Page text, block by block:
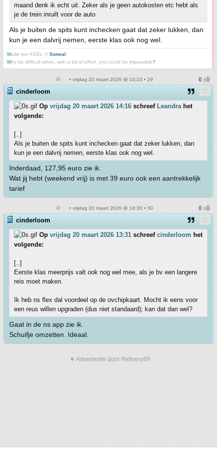
maand denk ik echt uit. Zeker als je geen autokosten etc hebt als
je de trein inruilt voor de auto
Als je buiten de spits kunt inchecken gaat dat zeker lukken, dan
kun je een dalvrij nemen, eerste klas ook nog wel.
Wullie bin KOEL © Soneal
Why be difficult when, with a bit of effort, you could be impossible?
• vrijdag 20 maart 2026 @ 14:23 • 29
cinderloom
Op vrijdag 20 maart 2026 14:16 schreef Leandrahet
volgende:
[..]
Als je buiten de spits kunt inchecken gaat dat zeker lukken, dan
kun je een dalvrij nemen, eerste klas ook nog wel.
Inderdaad, 127,95 euro zie ik.
Wat jij hebt (weekend vrij) is met 39 euro ook een aantrekkelijk
tarief
• vrijdag 20 maart 2026 @ 14:30 • 30
cinderloom
Op vrijdag 20 maart 2026 13:31 schreef cinderloom het
volgende:
[..]
Eerste klas meerprijs valt ook nog wel mee, als je bv een langere
reis moet maken.
Ik heb ns flex dal voordeel op de ovchipkaart. Mocht ik eens voor
een reus willen upgraden (dus niet standaard); kan dat dan wel?
Gaat in de ns app zie ik.
Schuifje omzetten. Ideaal.
▼ Advertentie door Refinery89